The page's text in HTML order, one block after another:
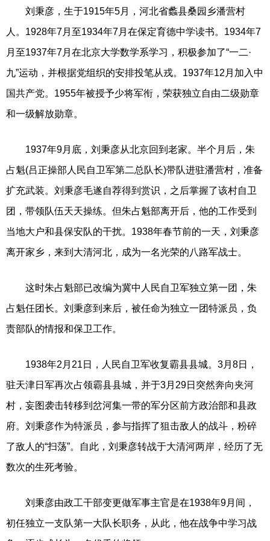
刘秉彦，生于1915年5月，河北省蠡县桑园乡潘营村
人。1928年7月至1934年7月在保定育德中学读书。1934年7
月至1937年7月在北京大学数学系学习，积极参加了“一二·
九”运动，并根据党组织的安排投笔从戎。1937年12月加入中
国共产党。1955年被授予少将军衔，荣获独立自由二级勋章
和一级解放勋章。
1937年9月底，刘秉彦从北京回到老家。半个月后，朱
占魁(吕正操部人民自卫军第二总队长)带队进驻潘营村，准备
扩充武装。刘秉彦毛遂自荐得到赏识，之后掌握了该村自卫
团，带领队伍天天操练。但朱占魁部离开后，他的工作受到
当地大户和县保安队的干扰。1938年春节前的一天，刘秉彦
离开家乡，来到大清河北，成为一名光荣的八路军战士。
这时朱占魁部已改编为冀中人民自卫军独立第一团，朱
占魁任团长。刘秉彦到来后，被任命为独立一团特派员，负
责部队的情报和保卫工作。
1938年2月21日，人民自卫军收复霸县县城。3月8日，
驻天津日军再次占领霸县县城，并于3月29日突然奔向夹河
村，妄图袭击转移到岔河集一带的军分区前方政治部和县政
府。刘秉彦作为特派员，参与指挥了狙击敌人的战斗，粉碎
了敌人的“扫荡”。自此，刘秉彦转战于大清河两岸，经历了无
数次的生死考验。
刘秉彦由政工干部变更做军事主官是在1938年9月间，
初任独立一支队第一大队长职务，从此，他在战争中学习战